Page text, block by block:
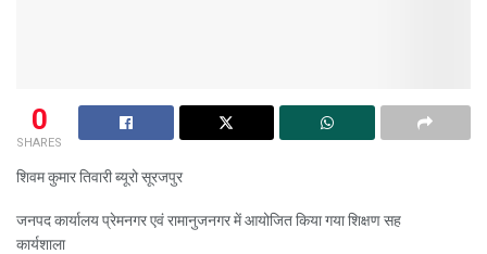
0
SHARES
शिवम कुमार तिवारी ब्यूरो सूरजपुर
जनपद कार्यालय प्रेमनगर एवं रामानुजनगर में आयोजित किया गया शिक्षण सह
कार्यशाला